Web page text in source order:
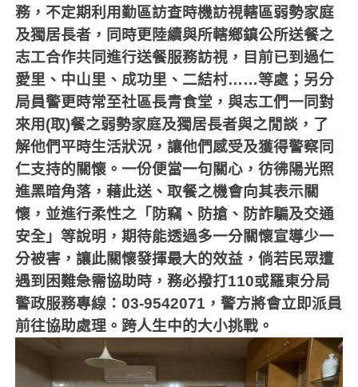
務，不定期利用勤區訪查時機訪視轄區弱勢家庭
及獨居長者，同時更陸續與所轄鄉鎮公所送餐之
志工合作共同進行送餐服務訪視，目前已到過仁
愛里、中山里、成功里、二結村……等處；另分
局員警更時常至社區長青食堂，與志工們一同對
來用(取)餐之弱勢家庭及獨居長者與之閒談，了
解他們平時生活狀況，讓他們感受及獲得警察同
仁支持的關懷。一份便當一句關心，彷彿陽光照
進黑暗角落，藉此送、取餐之機會向其表示關
懷，並進行柔性之「防竊、防搶、防詐騙及交通
安全」等說明，期待能透過多一分關懷宣導少一
分被害，讓此關懷發揮最大的效益，倘若民眾遭
遇到困難急需協助時，務必撥打110或羅東分局
警政服務專線：03-9542071 ，警方將會立即派員
前往協助處理。跨人生中的大小挑戰。